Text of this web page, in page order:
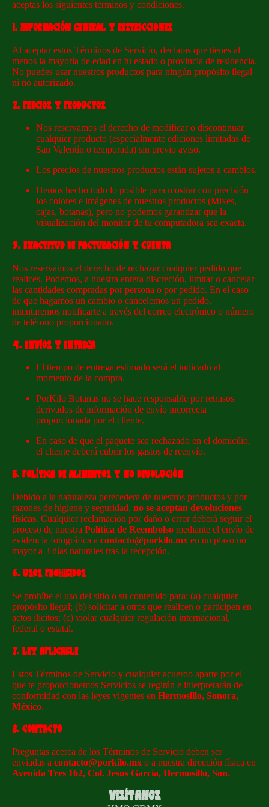
aceptas los siguientes términos y condiciones.
1. INFORMACIÓN GENERAL Y RESTRICCIONES
Al aceptar estos Términos de Servicio, declaras que tienes al
menos la mayoría de edad en tu estado o provincia de residencia.
No puedes usar nuestros productos para ningún propósito ilegal
ni no autorizado.
2. PRECIOS Y PRODUCTOS
Nos reservamos el derecho de modificar o discontinuar
cualquier producto (especialmente ediciones limitadas de
San Valentín o temporada) sin previo aviso.
Los precios de nuestros productos están sujetos a cambios.
Hemos hecho todo lo posible para mostrar con precisión
los colores e imágenes de nuestros productos (Mixes,
cajas, botanas), pero no podemos garantizar que la
visualización del monitor de tu computadora sea exacta.
3. EXACTITUD DE FACTURACIÓN Y CUENTA
Nos reservamos el derecho de rechazar cualquier pedido que
realices. Podemos, a nuestra entera discreción, limitar o cancelar
las cantidades compradas por persona o por pedido. En el caso
de que hagamos un cambio o cancelemos un pedido,
intentaremos notificarte a través del correo electrónico o número
de teléfono proporcionado.
4. ENVÍOS Y ENTREGA
El tiempo de entrega estimado será el indicado al
momento de la compra.
PorKilo Botanas no se hace responsable por retrasos
derivados de información de envío incorrecta
proporcionada por el cliente.
En caso de que el paquete sea rechazado en el domicilio,
el cliente deberá cubrir los gastos de reenvío.
5. POLÍTICA DE ALIMENTOS Y NO DEVOLUCIÓN
Debido a la naturaleza perecedera de nuestros productos y por
razones de higiene y seguridad, no se aceptan devoluciones
físicas. Cualquier reclamación por daño o error deberá seguir el
proceso de nuestra Política de Reembolso mediante el envío de
evidencia fotográfica a contacto@porkilo.mx en un plazo no
mayor a 3 días naturales tras la recepción.
6. USOS PROHIBIDOS
Se prohíbe el uso del sitio o su contenido para: (a) cualquier
propósito ilegal; (b) solicitar a otros que realicen o participen en
actos ilícitos; (c) violar cualquier regulación internacional,
federal o estatal.
7. LEY APLICABLE
Estos Términos de Servicio y cualquier acuerdo aparte por el
que te proporcionemos Servicios se regirán e interpretarán de
conformidad con las leyes vigentes en Hermosillo, Sonora,
México.
8. CONTACTO
Preguntas acerca de los Términos de Servicio deben ser
enviadas a contacto@porkilo.mx o a nuestra dirección física en
Avenida Tres 162, Col. Jesus Garcia, Hermosillo, Son.
Visítanos
Política de privacidad
Política de reembolso